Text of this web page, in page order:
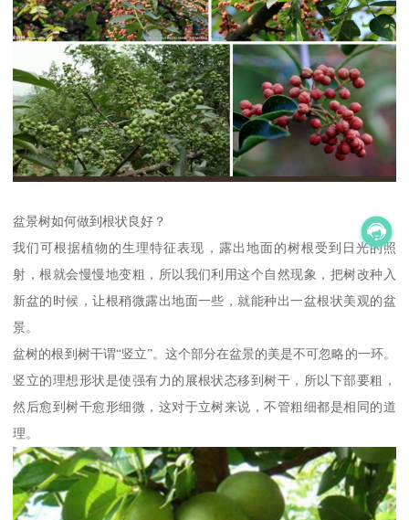
盆景树如何做到根状良好？
我们可根据植物的生理特征表现，露出地面的树根受到日光的照
射，根就会慢慢地变粗，所以我们利用这个自然现象，把树改种入
新盆的时候，让根稍微露出地面一些，就能种出一盆根状美观的盆
景。
盆树的根到树干谓“竖立”。这个部分在盆景的美是不可忽略的一环。
竖立的理想形状是使强有力的展根状态移到树干，所以下部要粗，
然后愈到树干愈形细微，这对于立树来说，不管粗细都是相同的道
理。